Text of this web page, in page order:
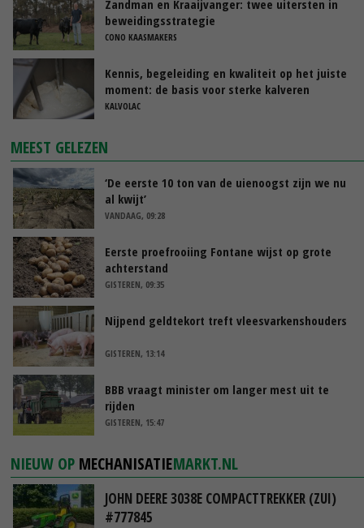
Zandman en Kraaijvanger: twee uitersten in
beweidingsstrategie
CONO KAASMAKERS
Kennis, begeleiding en kwaliteit op het juiste
moment: de basis voor sterke kalveren
KALVOLAC
MEEST GELEZEN
‘De eerste 10 ton van de uienoogst zijn we nu
al kwijt’
VANDAAG, 09:28
Eerste proefrooiing Fontane wijst op grote
achterstand
GISTEREN, 09:35
Nijpend geldtekort treft vleesvarkenshouders
GISTEREN, 13:14
BBB vraagt minister om langer mest uit te
rijden
GISTEREN, 15:47
NIEUW OP MECHANISATIEMARKT.NL
JOHN DEERE 3038E COMPACTTREKKER (ZUI)
#777845